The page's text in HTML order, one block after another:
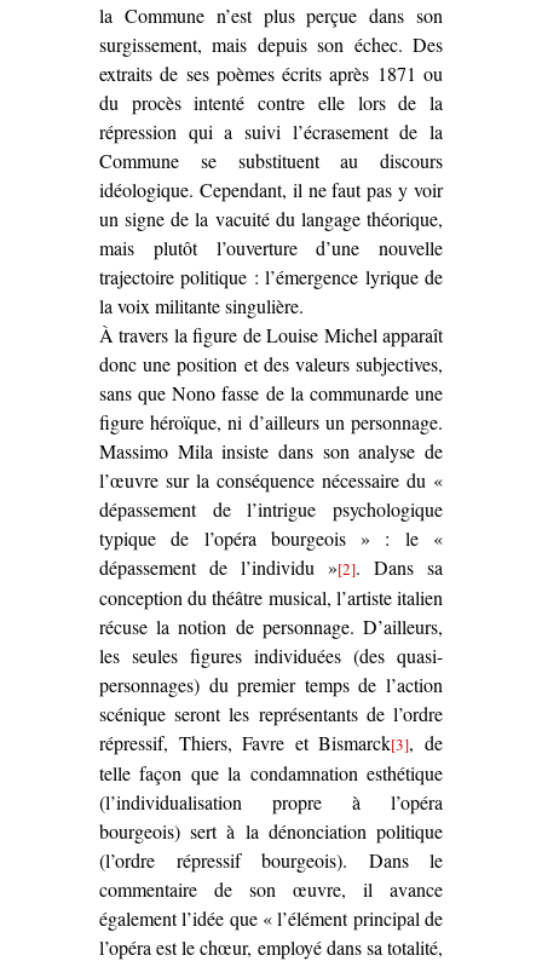
la Commune n’est plus perçue dans son
surgissement, mais depuis son échec. Des
extraits de ses poèmes écrits après 1871 ou
du procès intenté contre elle lors de la
répression qui a suivi l’écrasement de la
Commune se substituent au discours
idéologique. Cependant, il ne faut pas y voir
un signe de la vacuité du langage théorique,
mais plutôt l’ouverture d’une nouvelle
trajectoire politique : l’émergence lyrique de
la voix militante singulière.
À travers la figure de Louise Michel apparaît
donc une position et des valeurs subjectives,
sans que Nono fasse de la communarde une
figure héroïque, ni d’ailleurs un personnage.
Massimo Mila insiste dans son analyse de
l’œuvre sur la conséquence nécessaire du «
dépassement de l’intrigue psychologique
typique de l’opéra bourgeois » : le «
dépassement de l’individu »[2]. Dans sa
conception du théâtre musical, l’artiste italien
récuse la notion de personnage. D’ailleurs,
les seules figures individuées (des quasi-
personnages) du premier temps de l’action
scénique seront les représentants de l’ordre
répressif, Thiers, Favre et Bismarck[3], de
telle façon que la condamnation esthétique
(l’individualisation propre à l’opéra
bourgeois) sert à la dénonciation politique
(l’ordre répressif bourgeois). Dans le
commentaire de son œuvre, il avance
également l’idée que « l’élément principal de
l’opéra est le chœur, employé dans sa totalité,